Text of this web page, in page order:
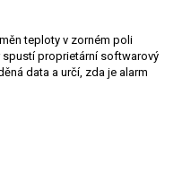
teploty v zorném poli
spustí proprietární softwarový
data a určí, zda je alarm